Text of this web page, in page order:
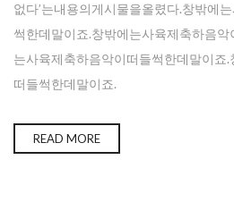
없다’는내용의게시물을올렸다.창밖에
썩한데말이죠.창밖에는사육제축하음
는사육제축하음악이떠들썩한데말이죠
떠들썩한데말이죠.
READ MORE